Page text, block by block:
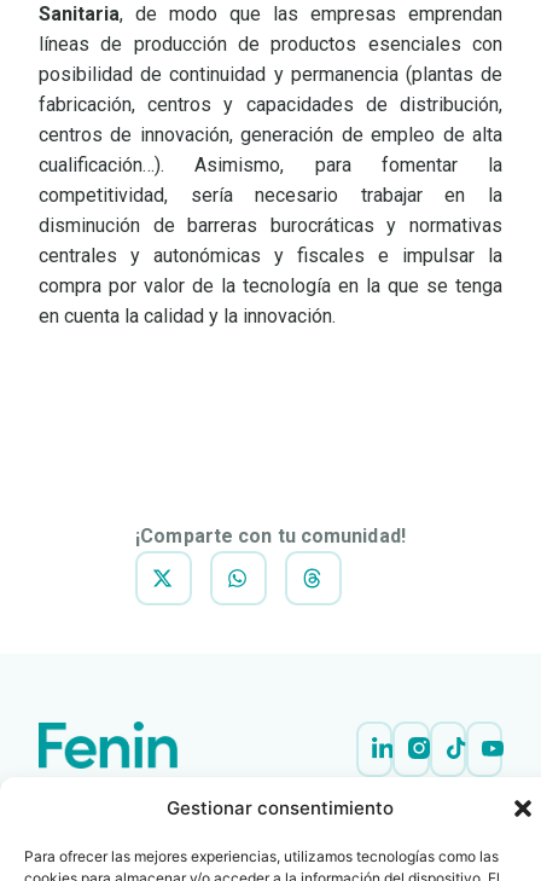
Gestionar consentimiento
Para ofrecer las mejores experiencias, utilizamos tecnologías como las
Sanitaria, de modo que las empresas emprendan
líneas de producción de productos esenciales con
posibilidad de continuidad y permanencia (plantas de
fabricación, centros y capacidades de distribución,
centros de innovación, generación de empleo de alta
cualificación…). Asimismo, para fomentar la
competitividad, sería necesario trabajar en la
disminución de barreras burocráticas y normativas
centrales y autonómicas y fiscales e impulsar la
compra por valor de la tecnología en la que se tenga
en cuenta la calidad y la innovación.
¡Comparte con tu comunidad!
info@fenin.es
C/ Villanueva, 20 - 1-
Travesera de Gracia, 56 -
932 014 655